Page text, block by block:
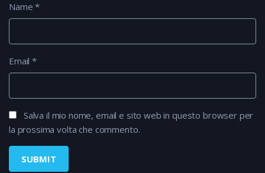
Name*
Email*
Salva il mio nome, email e sito web in questo browser per
la prossima volta che commento.